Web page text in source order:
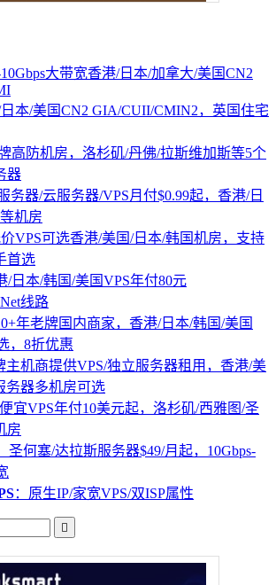
10Gbps大带宽香港/日本/加拿大/美国CN2
日本/美国CN2 GIA/CUII/CMIN2，英国住宅
高防机房，洛杉矶/丹佛/拉斯维加斯等5个
器
务器/云服务器/VPS月付$0.99起，香港/日
机房
价VPS可选香港/美国/日本/韩国机房，支持
首选
/日本/韩国/美国VPS年付80元
线路
年老牌国内商家，香港/日本/韩国/美国
，8折优惠
主机商提供VPS/独立服务器租用，香港/美
务器多机房可选
宜VPS年付10美元起，洛杉矶/西雅图/圣
房
圣何塞/达拉斯服务器$49/月起，10Gbps-
：原生IP/家宽VPS/双ISP属性
